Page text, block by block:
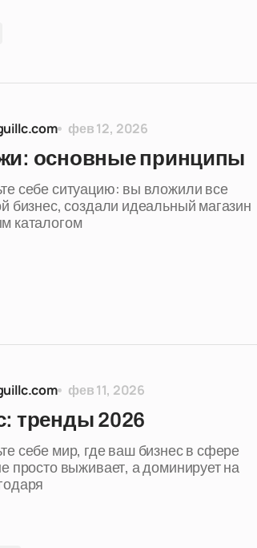
фев 12, 2026
основные принципы
себе ситуацию: вы вложили все
бизнес, создали идеальный магазин
каталогом
фев 11, 2026
тренды 2026
себе мир, где ваш бизнес в сфере
просто выживает, а доминирует на